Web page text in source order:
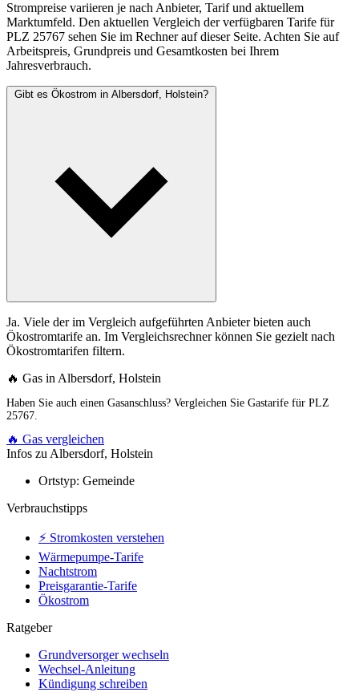
Strompreise variieren je nach Anbieter, Tarif und aktuellem
Marktumfeld. Den aktuellen Vergleich der verfügbaren Tarife für
PLZ 25767 sehen Sie im Rechner auf dieser Seite. Achten Sie auf
Arbeitspreis, Grundpreis und Gesamtkosten bei Ihrem
Jahresverbrauch.
Gibt es Ökostrom in Albersdorf, Holstein?
Ja. Viele der im Vergleich aufgeführten Anbieter bieten auch
Ökostromtarife an. Im Vergleichsrechner können Sie gezielt nach
Ökostromtarifen filtern.
🔥 Gas in Albersdorf, Holstein
Haben Sie auch einen Gasanschluss? Vergleichen Sie Gastarife für PLZ
25767.
🔥 Gas vergleichen
Infos zu Albersdorf, Holstein
Ortstyp: Gemeinde
Verbrauchstipps
⚡ Stromkosten verstehen
Wärmepumpe-Tarife
Nachtstrom
Preisgarantie-Tarife
Ökostrom
Ratgeber
Grundversorger wechseln
Wechsel-Anleitung
Kündigung schreiben